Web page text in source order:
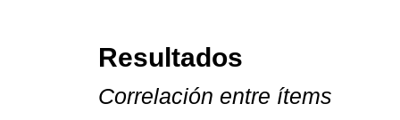
Resultados
Correlación entre ítems